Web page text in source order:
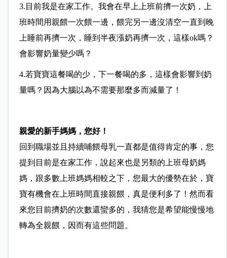
3.目前我是在家工作。我會在早上上班前擠一次奶，上
班時間用親餵一次餵一邊，餵完另一邊沒清空一直到晚
上睡前再擠一次，睡到半夜漲奶再擠一次，這樣ok嗎？
會影響奶量變少嗎？
4.若寶寶這餐喝的少，下一餐喝的多，這樣會影響到奶
量嗎？因為大腦以為不需要那麼多而減量了！
親愛的新手媽媽，您好！
回到職場並且持續哺餵母乳一直都是值得肯定的事，您
提到目前是在家工作，說起來也是另類的上班母奶媽
媽，跟多數上班媽媽相較之下，您最大的優勢在於，寶
寶有機會在上班時間直接親餵，真是便利多了！然而看
來您目前擠奶的次數還蠻多的，我猜您是希望能慢慢地
轉為全親餵，因而有這些問題。